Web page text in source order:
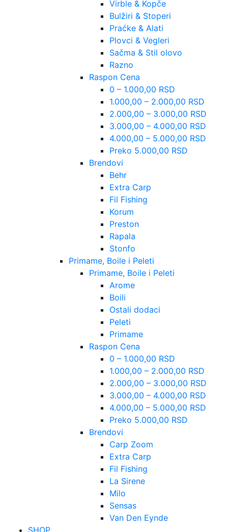
Virble & Kopče
Bulžiri & Stoperi
Praćke & Alati
Plovci & Vegleri
Sačma & Stil olovo
Razno
Raspon Cena
0 – 1.000,00 RSD
1.000,00 – 2.000,00 RSD
2.000,00 – 3.000,00 RSD
3.000,00 – 4.000,00 RSD
4.000,00 – 5.000,00 RSD
Preko 5.000,00 RSD
Brendovi
Behr
Extra Carp
Fil Fishing
Korum
Preston
Rapala
Stonfo
Primame, Boile i Peleti
Primame, Boile i Peleti
Arome
Boili
Ostali dodaci
Peleti
Primame
Raspon Cena
0 – 1.000,00 RSD
1.000,00 – 2.000,00 RSD
2.000,00 – 3.000,00 RSD
3.000,00 – 4.000,00 RSD
4.000,00 – 5.000,00 RSD
Preko 5.000,00 RSD
Brendovi
Carp Zoom
Extra Carp
Fil Fishing
La Sirene
Milo
Sensas
Van Den Eynde
SHOP